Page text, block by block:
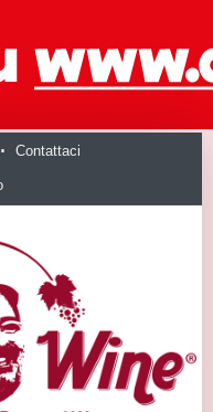
Contattaci